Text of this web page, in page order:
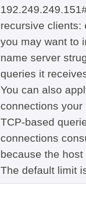
recursive clients:
you may want to
name server
queries it
You can also
connections
TCP-based
connections
because the
The default limit